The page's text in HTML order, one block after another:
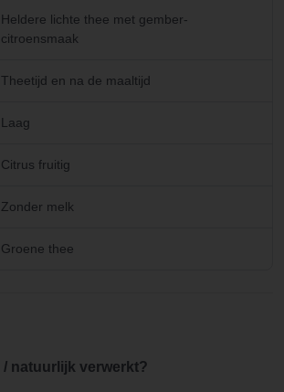
Heldere lichte thee met gember-
citroensmaak
Theetijd en na de maaltijd
Laag
Citrus fruitig
Zonder melk
Groene thee
/ natuurlijk verwerkt?